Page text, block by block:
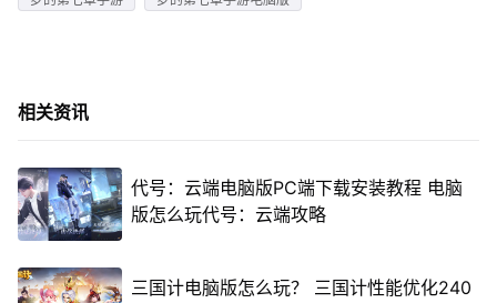
相关资讯
代号：云端电脑版PC端下载安装教程 电脑
版怎么玩代号：云端攻略
三国计电脑版怎么玩？ 三国计性能优化240